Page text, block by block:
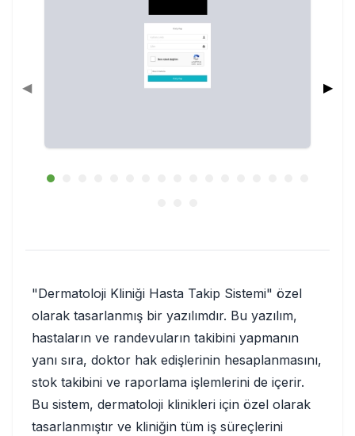
◀ ▶
"Dermatoloji Kliniği Hasta Takip Sistemi" özel
olarak tasarlanmış bir yazılımdır. Bu yazılım,
hastaların ve randevuların takibini yapmanın
yanı sıra, doktor hak edişlerinin hesaplanmasını,
stok takibini ve raporlama işlemlerini de içerir.
Bu sistem, dermatoloji klinikleri için özel olarak
tasarlanmıştır ve kliniğin tüm iş süreçlerini